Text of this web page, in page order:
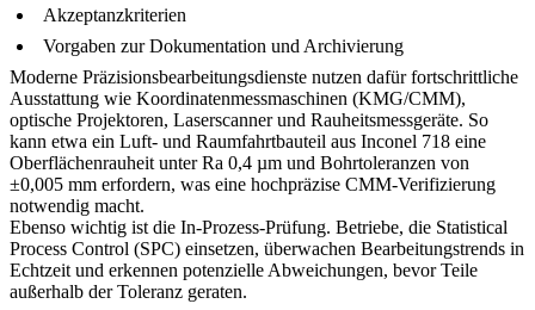
Akzeptanzkriterien
Vorgaben zur Dokumentation und Archivierung
Moderne Präzisionsbearbeitungsdienste nutzen dafür fortschrittliche
Ausstattung wie Koordinatenmessmaschinen (KMG/CMM),
optische Projektoren, Laserscanner und Rauheitsmessgeräte. So
kann etwa ein Luft- und Raumfahrtbauteil aus Inconel 718 eine
Oberflächenrauheit unter Ra 0,4 µm und Bohrtoleranzen von
±0,005 mm erfordern, was eine hochpräzise CMM-Verifizierung
notwendig macht.
Ebenso wichtig ist die In-Prozess-Prüfung. Betriebe, die Statistical
Process Control (SPC) einsetzen, überwachen Bearbeitungstrends in
Echtzeit und erkennen potenzielle Abweichungen, bevor Teile
außerhalb der Toleranz geraten.